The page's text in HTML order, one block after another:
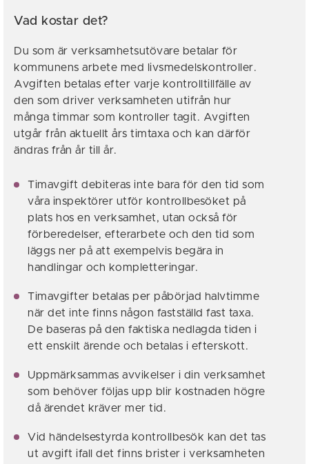
Vad kostar det?
Du som är verksamhetsutövare betalar för
kommunens arbete med livsmedelskontroller.
Avgiften betalas efter varje kontrolltillfälle av
den som driver verksamheten utifrån hur
många timmar som kontroller tagit. Avgiften
utgår från aktuellt års timtaxa och kan därför
ändras från år till år.
Timavgift debiteras inte bara för den tid som
våra inspektörer utför kontrollbesöket på
plats hos en verksamhet, utan också för
förberedelser, efterarbete och den tid som
läggs ner på att exempelvis begära in
handlingar och kompletteringar.
Timavgifter betalas per påbörjad halvtimme
när det inte finns någon fastställd fast taxa.
De baseras på den faktiska nedlagda tiden i
ett enskilt ärende och betalas i efterskott.
Uppmärksammas avvikelser i din verksamhet
som behöver följas upp blir kostnaden högre
då ärendet kräver mer tid.
Vid händelsestyrda kontrollbesök kan det tas
ut avgift ifall det finns brister i verksamheten